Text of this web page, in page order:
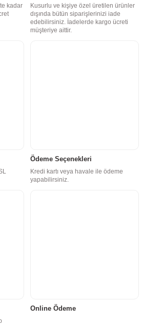
kadar
Kusurlu ve kişiye özel üretilen ürünler
dışında bütün siparişlerinizi iade
edebilirsiniz. İadelerde kargo ücreti
müşteriye aittir.
Ödeme Seçenekleri
Kredi kartı veya havale ile ödeme
yapabilirsiniz.
Online Ödeme